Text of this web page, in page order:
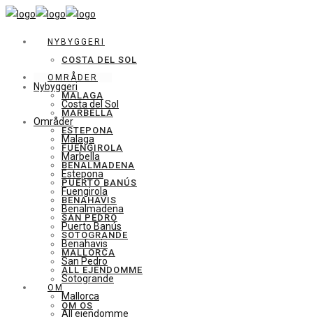
NYBYGGERI
COSTA DEL SOL
OMRÅDER
MALAGA
MARBELLA
ESTEPONA
FUENGIROLA
BENALMADENA
PUERTO BANÚS
BENAHAVIS
SAN PEDRO
SOTOGRANDE
MALLORCA
ALL EJENDOMME
OM
OM OS
Nybyggeri
Costa del Sol
Områder
Malaga
Marbella
Estepona
Fuengirola
Benalmadena
Puerto Banús
Benahavis
San Pedro
Sotogrande
Mallorca
All ejendomme